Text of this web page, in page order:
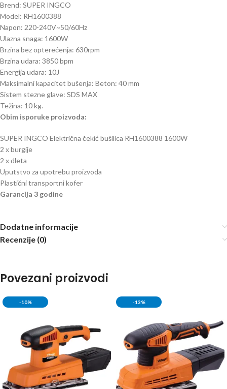
Brend: SUPER INGCO
Model: RH1600388
Napon: 220-240V~50/60Hz
Ulazna snaga: 1600W
Brzina bez opterećenja: 630rpm
Brzina udara: 3850 bpm
Energija udara: 10J
Maksimalni kapacitet bušenja: Beton: 40 mm
Sistem stezne glave: SDS MAX
Težina: 10 kg.
Obim isporuke proizvoda:
SUPER INGCO Električna čekić bušilica RH1600388 1600W
2 x burgije
2 x dleta
Uputstvo za upotrebu proizvoda
Plastični transportni kofer
Garancija 3 godine
Dodatne informacije
Recenzije (0)
Povezani proizvodi
-10% -13%